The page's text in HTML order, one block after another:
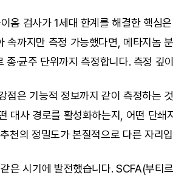
옴 검사가 1세대 한계를 해결한 핵심
속까지만 측정 가능했다면, 메타지놈
·균주 단위까지 측정합니다. 측정 깊
점은 기능적 정보까지 같이 측정하는
대사 경로를 활성화하는지, 어떤 단쇄
천의 정밀도가 본질적으로 다른 자리
은 시기에 발전했습니다. SCFA(부티르